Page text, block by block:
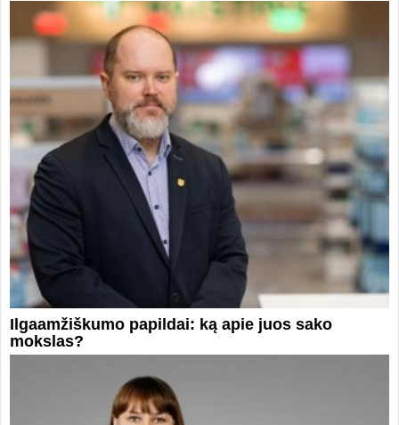
Ilgaamžiškumo papildai: ką apie juos sako
mokslas?